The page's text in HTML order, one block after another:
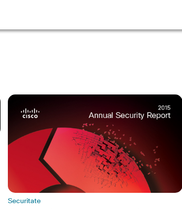
Securitate